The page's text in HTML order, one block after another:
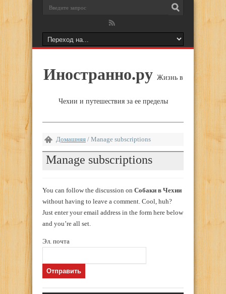
Иностранно.ру Жизнь в
Чехии и путешествия за ее пределы
Домашняя / Manage subscriptions
Manage subscriptions
You can follow the discussion on Собаки в Чехии
without having to leave a comment. Cool, huh?
Just enter your email address in the form here below
and you’re all set.
Эл. почта